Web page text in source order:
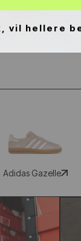
Adidas Gazelle
vil hellere